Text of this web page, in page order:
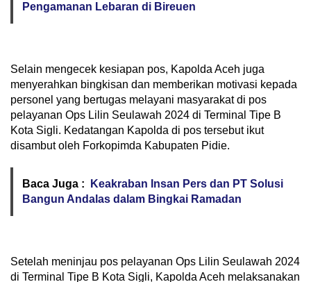
Pengamanan Lebaran di Bireuen
Selain mengecek kesiapan pos, Kapolda Aceh juga
menyerahkan bingkisan dan memberikan motivasi kepada
personel yang bertugas melayani masyarakat di pos
pelayanan Ops Lilin Seulawah 2024 di Terminal Tipe B
Kota Sigli. Kedatangan Kapolda di pos tersebut ikut
disambut oleh Forkopimda Kabupaten Pidie.
Baca Juga :
Keakraban Insan Pers dan PT Solusi
Bangun Andalas dalam Bingkai Ramadan
Setelah meninjau pos pelayanan Ops Lilin Seulawah 2024
di Terminal Tipe B Kota Sigli, Kapolda Aceh melaksanakan